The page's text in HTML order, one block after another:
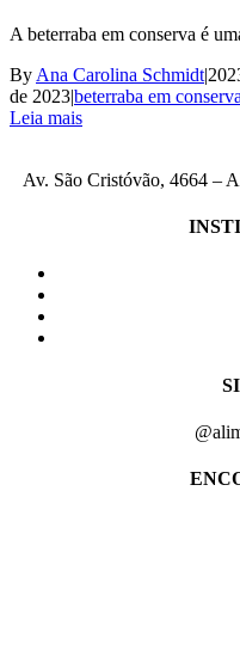
A beterraba em conserva é
By Ana Carolina Schmidt|
de 2023|beterraba em conserva
Leia mais
Av. São Cristóvão, 4664 –